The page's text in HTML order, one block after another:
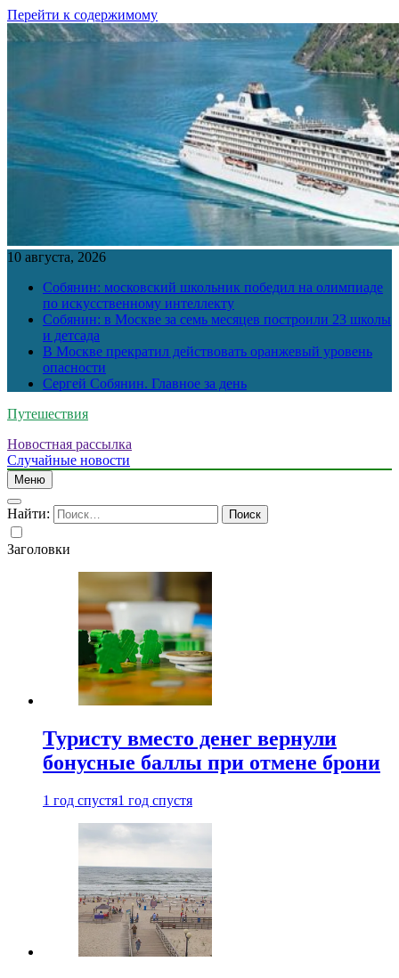
Перейти к содержимому
10 августа, 2026
Собянин: московский школьник победил на олимпиаде
по искусственному интеллекту
Собянин: в Москве за семь месяцев построили 23 школы
и детсада
В Москве прекратил действовать оранжевый уровень
опасности
Сергей Собянин. Главное за день
Путешествия
Новостная рассылка
Случайные новости
Меню
Найти:
Заголовки
Туристу вместо денег вернули
бонусные баллы при отмене брони
1 год спустя1 год спустя